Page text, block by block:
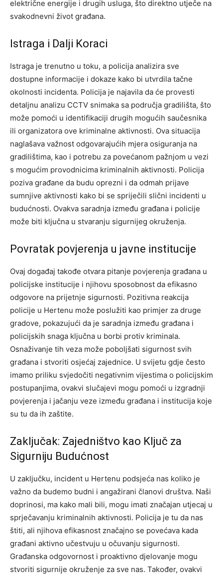
električne energije i drugih usluga, što direktno utječe na
svakodnevni život građana.
Istraga i Dalji Koraci
Istraga je trenutno u toku, a policija analizira sve
dostupne informacije i dokaze kako bi utvrdila tačne
okolnosti incidenta. Policija je najavila da će provesti
detaljnu analizu CCTV snimaka sa područja gradilišta, što
može pomoći u identifikaciji drugih mogućih saučesnika
ili organizatora ove kriminalne aktivnosti. Ova situacija
naglašava važnost odgovarajućih mjera osiguranja na
gradilištima, kao i potrebu za povećanom pažnjom u vezi
s mogućim provodnicima kriminalnih aktivnosti. Policija
poziva građane da budu oprezni i da odmah prijave
sumnjive aktivnosti kako bi se spriječili slični incidenti u
budućnosti. Ovakva saradnja između građana i policije
može biti ključna u stvaranju sigurnijeg okruženja.
Povratak povjerenja u javne institucije
Ovaj događaj takođe otvara pitanje povjerenja građana u
policijske institucije i njihovu sposobnost da efikasno
odgovore na prijetnje sigurnosti. Pozitivna reakcija
policije u Hertenu može poslužiti kao primjer za druge
gradove, pokazujući da je saradnja između građana i
policijskih snaga ključna u borbi protiv kriminala.
Osnaživanje tih veza može poboljšati sigurnost svih
građana i stvoriti osjećaj zajednice. U svijetu gdje često
imamo priliku svjedočiti negativnim vijestima o policijskim
postupanjima, ovakvi slučajevi mogu pomoći u izgradnji
povjerenja i jačanju veze između građana i institucija koje
su tu da ih zaštite.
Zaključak: Zajedništvo kao Ključ za
Sigurniju Budućnost
U zaključku, incident u Hertenu podsjeća nas koliko je
važno da budemo budni i angažirani članovi društva. Naši
doprinosi, ma kako mali bili, mogu imati značajan utjecaj u
sprječavanju kriminalnih aktivnosti. Policija je tu da nas
štiti, ali njihova efikasnost značajno se povećava kada
građani aktivno učestvuju u očuvanju sigurnosti.
Građanska odgovornost i proaktivno djelovanje mogu
stvoriti sigurnije okruženje za sve nas. Također, ovakvi